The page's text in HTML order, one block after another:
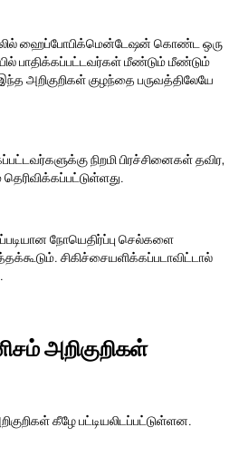
ஹைப்போபிக்மென்டேஷன் கொண்ட ஒரு
பாதிக்கப்பட்டவர்கள் மீண்டும் மீண்டும்
அறிகுறிகள் குழந்தை பருவத்திலேயே
நிறமி பிரச்சினைகள் தவிர,
நோயெதிர்ப்பு செல்களை
சிகிச்சையளிக்கப்படாவிட்டால்
அறிகுறிகள்
கீழே பட்டியலிடப்பட்டுள்ளன.